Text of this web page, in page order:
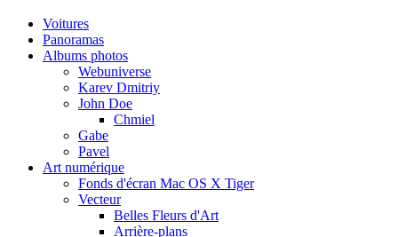
Voitures
Panoramas
Albums photos
Webuniverse
Karev Dmitriy
John Doe
Chmiel
Gabe
Pavel
Art numérique
Fonds d'écran Mac OS X Tiger
Vecteur
Belles Fleurs d'Art
Arrière-plans